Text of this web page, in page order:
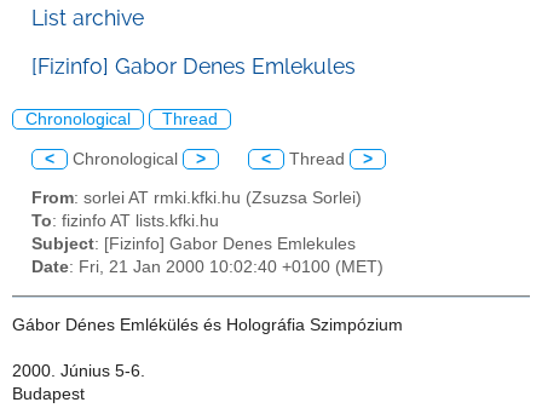
List archive
[Fizinfo] Gabor Denes Emlekules
Chronological Thread
< Chronological > < Thread >
From: sorlei AT rmki.kfki.hu (Zsuzsa Sorlei)
To: fizinfo AT lists.kfki.hu
Subject: [Fizinfo] Gabor Denes Emlekules
Date: Fri, 21 Jan 2000 10:02:40 +0100 (MET)
Gábor Dénes Emlékülés és Holográfia Szimpózium
2000. Június 5-6.
Budapest